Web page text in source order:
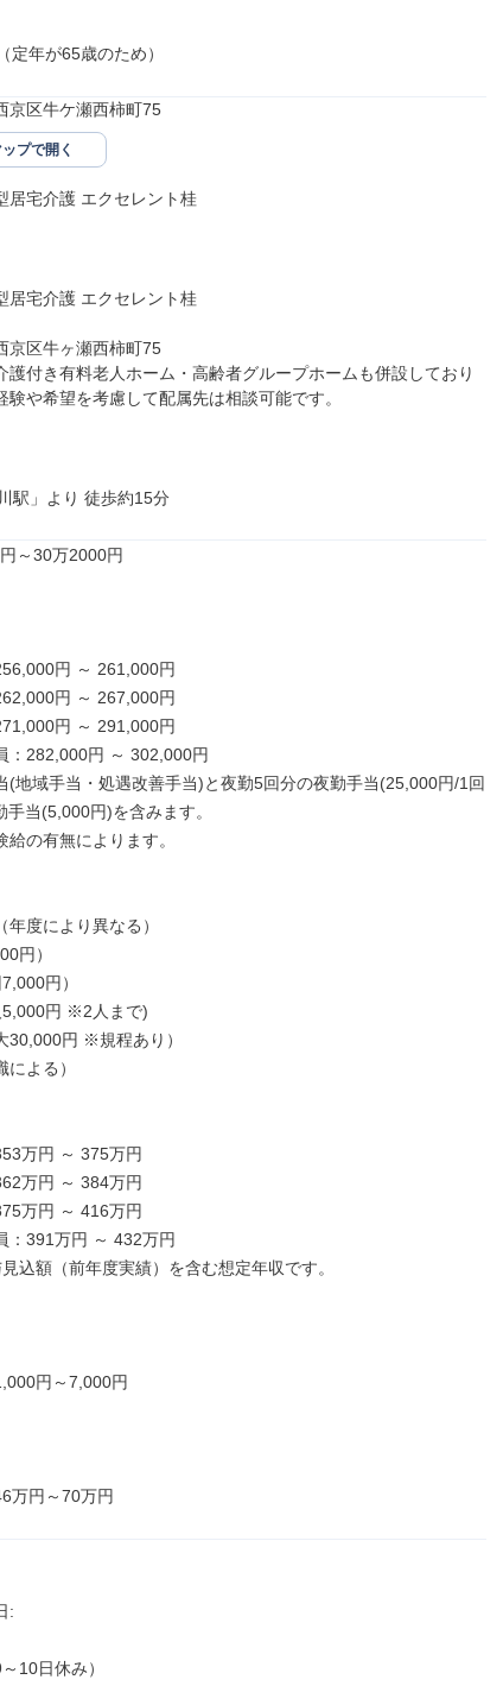
定年が65歳のため）
京区牛ケ瀬西柿町75
プで開く
居宅介護 エクセレント桂
居宅介護 エクセレント桂
京区牛ヶ瀬西柿町75
付き有料老人ホーム・高齢者グループホームも併設しており
験や希望を考慮して配属先は相談可能です。
駅」より 徒歩約15分
～30万2000円
円 ～ 261,000円
円 ～ 267,000円
円 ～ 291,000円
：282,000円 ～ 302,000円
(地域手当・処遇改善手当)と夜勤5回分の夜勤手当(25,000円/1回
当(5,000円)を含みます。
の有無によります。
度により異なる）
円）
円）
5,000円 ※2人まで)
30,000円 ※規程あり）
よる）
万円 ～ 375万円
万円 ～ 384万円
万円 ～ 416万円
：391万円 ～ 432万円
込額（前年度実績）を含む想定年収です。
円～7,000円
万円～70万円
:
10日休み）